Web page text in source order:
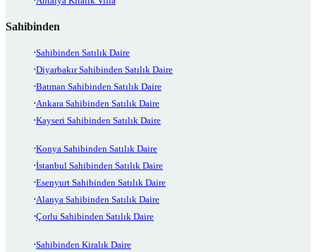
Sahibinden
Sahibinden Satılık Daire
Diyarbakır Sahibinden Satılık Daire
Batman Sahibinden Satılık Daire
Ankara Sahibinden Satılık Daire
Kayseri Sahibinden Satılık Daire
Konya Sahibinden Satılık Daire
İstanbul Sahibinden Satılık Daire
Esenyurt Sahibinden Satılık Daire
Alanya Sahibinden Satılık Daire
Çorlu Sahibinden Satılık Daire
Sahibinden Kiralık Daire